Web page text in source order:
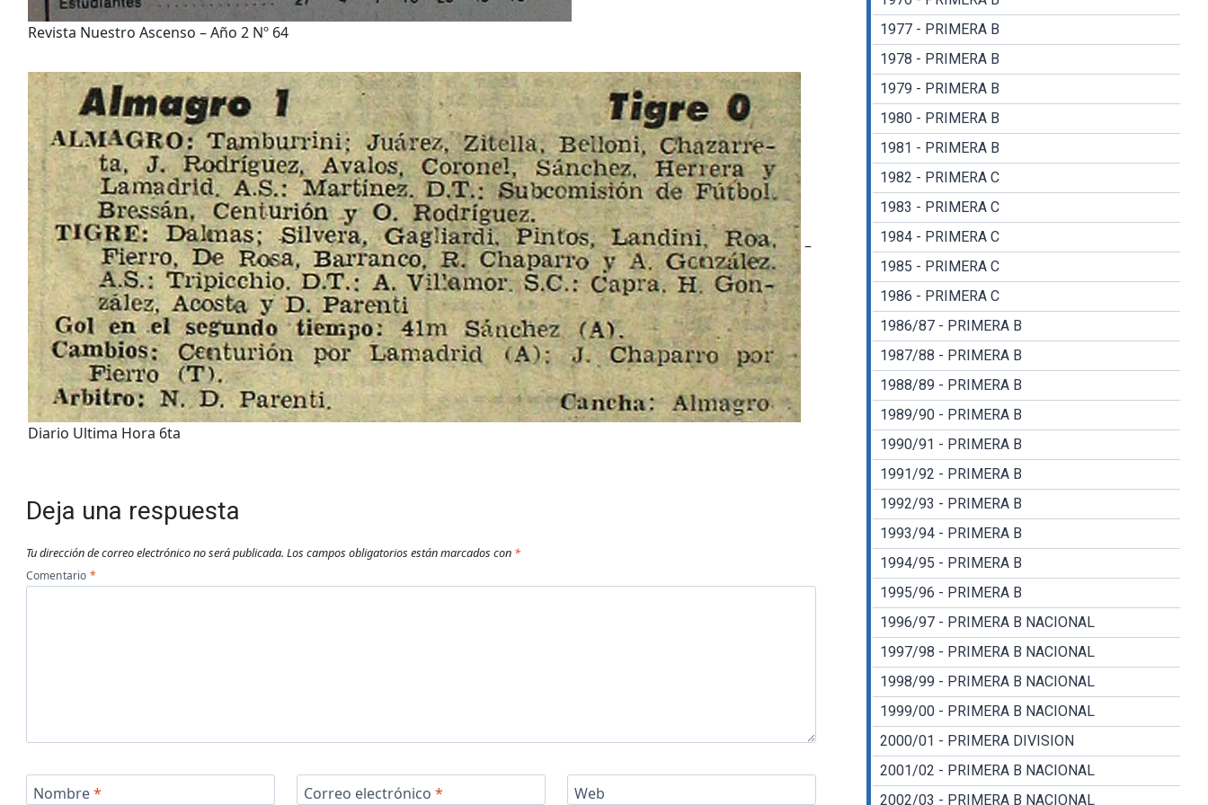
Revista Nuestro Ascenso – Año 2 Nº 64
–
Diario Ultima Hora 6ta
Deja una respuesta
Tu dirección de correo electrónico no será publicada. Los campos obligatorios están marcados con *
Comentario *
Nombre* Correo electrónico * Web
1977 - PRIMERA B
1978 - PRIMERA B
1979 - PRIMERA B
1980 - PRIMERA B
1981 - PRIMERA B
1982 - PRIMERA C
1983 - PRIMERA C
1984 - PRIMERA C
1985 - PRIMERA C
1986 - PRIMERA C
1986/87 - PRIMERA B
1987/88 - PRIMERA B
1988/89 - PRIMERA B
1989/90 - PRIMERA B
1990/91 - PRIMERA B
1991/92 - PRIMERA B
1992/93 - PRIMERA B
1993/94 - PRIMERA B
1994/95 - PRIMERA B
1995/96 - PRIMERA B
1996/97 - PRIMERA B NACIONAL
1997/98 - PRIMERA B NACIONAL
1998/99 - PRIMERA B NACIONAL
1999/00 - PRIMERA B NACIONAL
2000/01 - PRIMERA DIVISION
2001/02 - PRIMERA B NACIONAL
2002/03 - PRIMERA B NACIONAL